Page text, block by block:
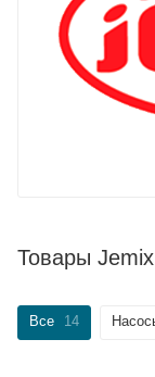
Товары
Все 14